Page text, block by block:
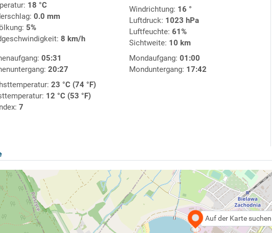
18 °C
0.0 mm
5%
8 km/h
Windrichtung: 16 °
Luftdruck: 1023 hPa
Luftfeuchte: 61%
Sichtweite: 10 km
05:31
20:27
Mondaufgang: 01:00
Monduntergang: 17:42
23 °C (74 °F)
12 °C (53 °F)
7
Auf der Karte suchen